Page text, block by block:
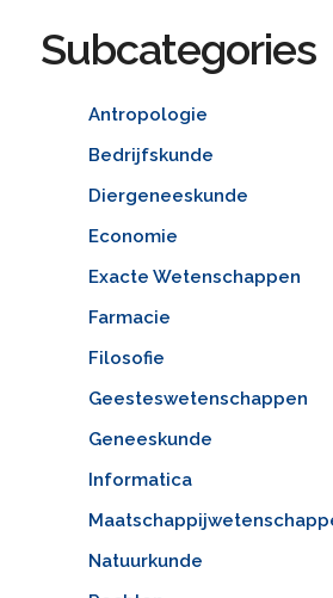
Subcategories
Antropologie
Bedrijfskunde
Diergeneeskunde
Economie
Exacte Wetenschappen
Farmacie
Filosofie
Geesteswetenschappen
Geneeskunde
Informatica
Natuurkunde